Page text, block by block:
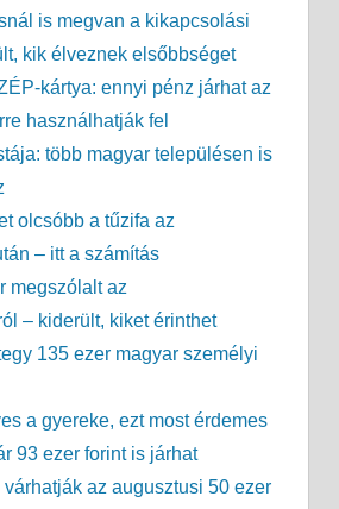
is megvan a kikapcsolási
kik élveznek elsőbbséget
kártya: ennyi pénz járhat az
használhatják fel
több magyar településen is
olcsóbb a tűzifa az
– itt a számítás
megszólalt az
– kiderült, kiket érinthet
135 ezer magyar személyi
a gyereke, ezt most érdemes
93 ezer forint is járhat
az augusztusi 50 ezer